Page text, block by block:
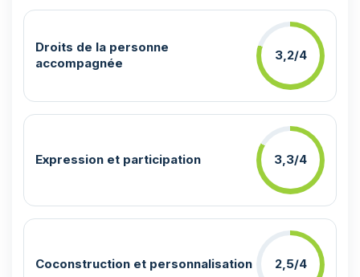
Droits de la personne
accompagnée
3,2/4
Expression et participation 3,3/4
Coconstruction et personnalisation 2,5/4